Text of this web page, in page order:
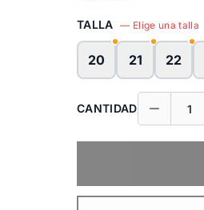
TALLA — Elige una talla
20 21 22
CANTIDAD